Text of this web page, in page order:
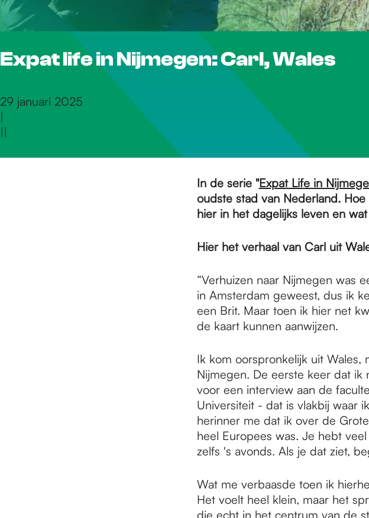
Expat life in Nijmegen: Carl, Wales
29 januari 2025
|
||
In de serie "Expat Life in
oudste stad van Nederland.
hier in het dagelijks leven en
Hier het verhaal van Carl uit
“Verhuizen naar Nijmegen was
in Amsterdam geweest, dus ik
een Brit. Maar toen ik hier net
de kaart kunnen aanwijzen.
Ik kom oorspronkelijk uit Wales,
Nijmegen. De eerste keer dat
voor een interview aan de
Universiteit - dat is vlakbij waar
herinner me dat ik over de
heel Europees was. Je hebt
zelfs 's avonds. Als je dat ziet,
Wat me verbaasde toen ik
Het voelt heel klein, maar het
die echt in het centrum van de